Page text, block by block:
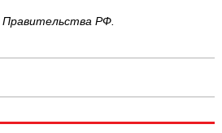
Правительства РФ.